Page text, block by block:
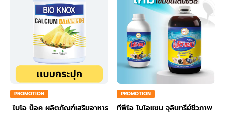
PROMOTION
ไบโอ น็อค ผลิตภัณฑ์เสริมอาหาร
PROMOTION
ทีพีไอ ไบโอแซน จุลินทรีย์ชีวภาพ